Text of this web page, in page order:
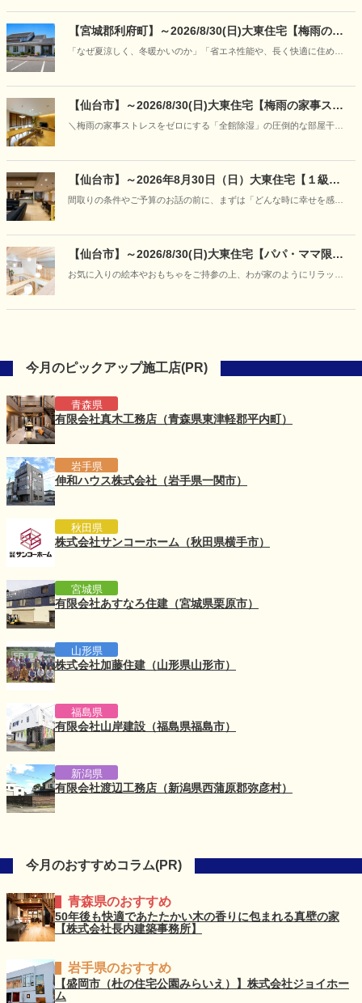
【宮城郡利府町】～2026/8/30(日)大東住宅【梅雨の特
別企画】30年先も強さと快適さが続く理由を「見て、
「なぜ夏涼しく、冬暖かいのか」「省エネ性能や、長く快適に住める
模型をとおして、分かりやすくご案内いたします。
【仙台市】～2026/8/30(日)大東住宅【梅雨の家事スト
レスをゼロに】「朝にはカラッと、ニオイもな
＼梅雨の家事ストレスをゼロにする「全館除湿」の圧倒的な部屋干し
【仙台市】～2026年8月30日（日）大東住宅【１級建
築士と紡ぐ家づくり】「あなただけの『美しい日常』
間取りの条件やご予算のお話の前に、まずは「どんな時に幸せを感じ
【仙台市】～2026/8/30(日)大東住宅【パパ・ママ限
定】キッズデザイン賞受賞の住まいを貸し切り体験
お気に入りの絵本やおもちゃをご持参の上、わが家のようにリラック
今月のピックアップ施工店(PR)
青森県
有限会社真木工務店（青森県東津軽郡平内町）
岩手県
伸和ハウス株式会社（岩手県一関市）
秋田県
株式会社サンコーホーム（秋田県横手市）
宮城県
有限会社あすなろ住建（宮城県栗原市）
山形県
株式会社加藤住建（山形県山形市）
福島県
有限会社山岸建設（福島県福島市）
新潟県
有限会社渡辺工務店（新潟県西蒲原郡弥彦村）
今月のおすすめコラム(PR)
青森県のおすすめ
50年後も快適であたたかい木の香りに包まれる真壁の家
【株式会社長内建築事務所】
岩手県のおすすめ
【盛岡市（杜の住宅公園みらいえ）】株式会社ジョイホー
ム